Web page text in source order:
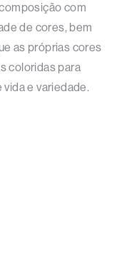
com
de cores, bem
as próprias cores
coloridas para
e variedade.